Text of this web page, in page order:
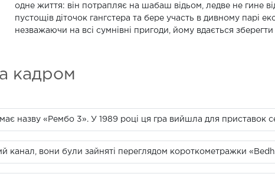
одне життя: він потрапляє на шабаш відьом, ледве не гине
пустощів діточок гангстера та бере участь в дивному парі
незважаючи на всі сумнівні пригоди, йому вдається
кадром
має назву «Рембо 3». У 1989 році ця гра вийшла для приставок
канал, вони були зайняті переглядом короткометражки